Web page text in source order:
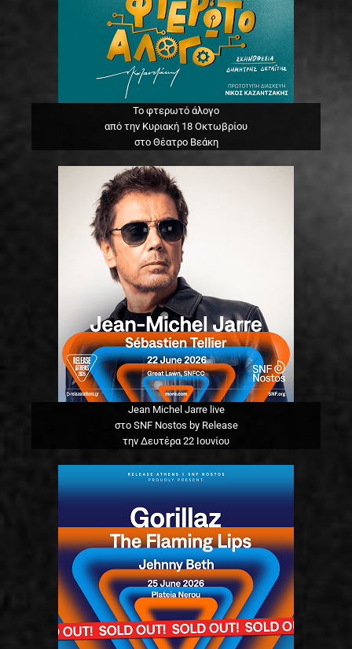
Το φτερωτό άλογο
από την Κυριακή 18 Οκτωβρίου
στο Θέατρο Βεάκη
Jean Michel Jarre live
στο SNF Nostos by Release
την Δευτέρα 22 Ιουνίου